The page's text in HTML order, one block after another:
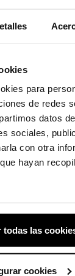
para
de redes
datos
sociales,
con otra
hayan
todas las
cookies
Meta
5,99 €